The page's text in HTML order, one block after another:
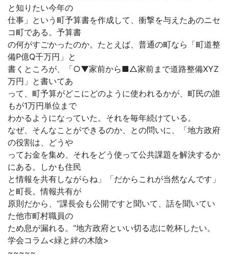
と知りたい今年の
仕事」という町予算書を作成して、衝撃を与えたあのニセ
コ町である。予算書
の何がすごかったのか。たとえば、普通の町なら「町道整
備P億Q千万円」と
書くところが、「○▼家前から■△家前まで道路整備XYZ
万円」と書いてあ
って、町予算がどこにどのように使われるかが、町民の誰
もが1万円単位まで
わかるようになっていた。それを毎年続けている。
なぜ、そんなことができるのか、との問いに、「地方政府
の役割は、どうや
ってお金を集め、それをどう使って公共課題を解決するか
にある。しかも住民
と情報を共有しながらね」「だからこれが当然なんです」
と町長。情報共有が
原則だから、“課長会も公開ですと聞いて、話を聞いてい
た他市町村職員の
ため息が漏れる。“地方政府といい切る志に乾杯したい。
学会コラム<緑と絆の木陰>
~~~~~